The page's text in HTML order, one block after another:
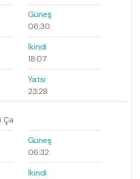
Güneş
06:30
İkindi
18:07
Yatsı
23:28
Ça
Güneş
06:32
İkindi